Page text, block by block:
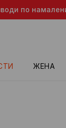
по
ЖЕНА